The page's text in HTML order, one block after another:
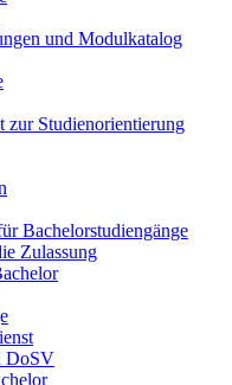
und Modulkatalog
zur Studienorientierung
Bachelorstudiengänge
Zulassung
DoSV